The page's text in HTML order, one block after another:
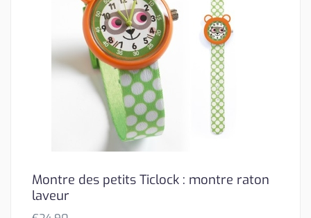
Montre des petits Ticlock : montre raton
laveur